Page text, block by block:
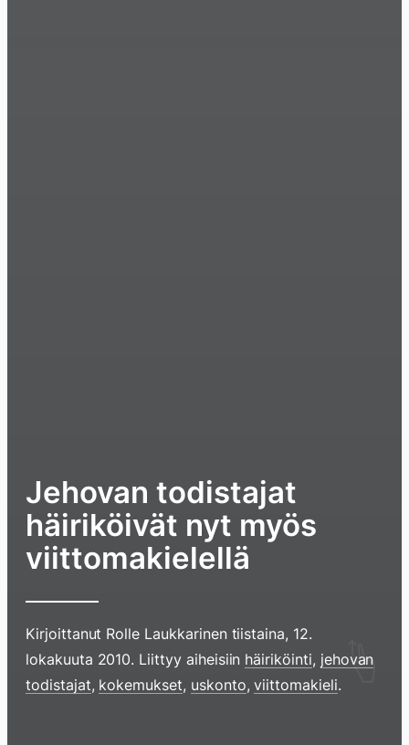
Jehovan todistajat
häiriköivät nyt myös
viittomakielellä
Kirjoittanut Rolle Laukkarinen tiistaina, 12.
lokakuuta 2010. Liittyy aiheisiin häiriköinti, jehovan
todistajat, kokemukset, uskonto,viittomakieli.